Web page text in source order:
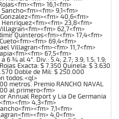
16,1<fm>
9,1<fm>
40,6<fm>
Henriquez<fm><fm> 23,8<fm>
62,7<fm>
Quinteros<fm><fm> 17,4<fm>
69,4<fm>
Villagran<fm><fm> 11,7<fm>
67,5<fm>
6 ¾ al 4°. Div.: 5.4; 2.7; 3.9; 1.5; 1.9;
Exacta: $ 7.350 Quinela: $ 3.630
Doble de Mil: $ 250.000
todos.<ql>
metros. Premio RANCHO NAVAL
al primero<fm>
Annual Report y Lia De Germania
4,3<fm>
7,1<fm>
4,0<fm>